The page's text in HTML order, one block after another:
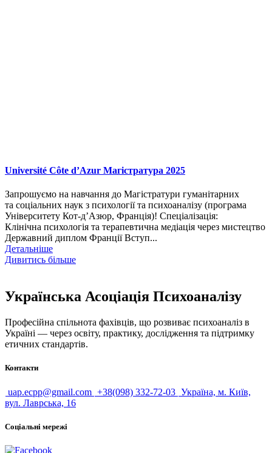
Université Côte d’Azur Магістратура 2025
Запрошуємо на навчання до Магістратури гуманітарних
та соціальних наук з психології та психоаналізу (програма
Університету Кот-д’Азюр, Франція)! Спеціалізація:
Клінічна психологія та терапевтична медіація через мистецтво
Державний диплом Франції Вступ...
Детальніше
Дивитись більше
Українська Асоціація Психоаналізу
Професійна спільнота фахівців, що розвиває психоаналіз в
Україні — через освіту, практику, дослідження та підтримку
етичних стандартів.
Контакти
uap.ecpp@gmail.com +38(098) 332-72-03 Україна, м. Київ,
вул. Лаврська, 16
Соціальні мережі